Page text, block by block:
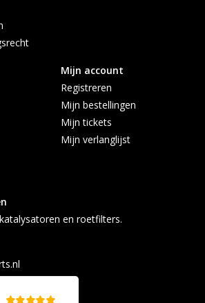
- 17:00
Mijn account
Registreren
Mijn bestellingen
Mijn tickets
Mijn verlanglijst
en roetfilters.